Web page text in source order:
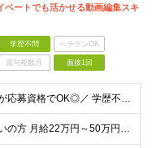
ベートでも活かせる動画編集スキ
学歴不問 ベテランOK
賞与複数月 面接1回
＼「やってみたい」が応募資格でOK◎／ 学歴不問／未経験歓迎／業種未経験歓迎／社会人デビュー歓迎／第二新卒歓迎／ブランクOK 経験やスキルは一切不問。 大切なのは「挑戦してみたい」という気持ちです
▼一都三県にお住まいの方 月給22万円～50万円＋インセンティブ＋賞与＋各種手当 ▼上記以外の地域にお住まいの方 月給21万円～50万円＋インセンティブ＋賞与＋各種手当 ※経験・能力を考慮して決定